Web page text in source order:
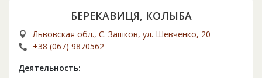
БЕРЕКАВИЦЯ, КОЛЫБА
Львовская обл., С. Зашков, ул. Шевченко, 20
+38 (067) 9870562
Деятельность: